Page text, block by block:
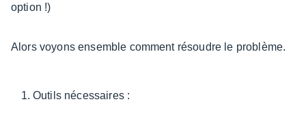
option !)
Alors voyons ensemble comment résoudre le problème.
Outils nécessaires :